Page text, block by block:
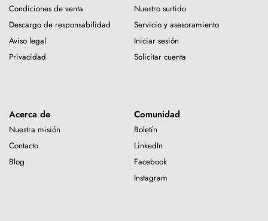
Condiciones de venta
Descargo de responsabilidad
Aviso legal
Privacidad
Nuestro surtido
Servicio y asesoramiento
Iniciar sesión
Solicitar cuenta
Acerca de
Nuestra misión
Contacto
Blog
Comunidad
Boletín
LinkedIn
Facebook
Instagram